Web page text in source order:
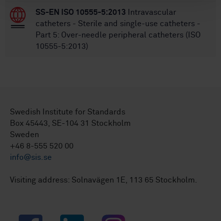
SS-EN ISO 10555-5:2013 Intravascular
catheters - Sterile and single-use catheters -
Part 5: Over-needle peripheral catheters (ISO
10555-5:2013)
Swedish Institute for Standards
Box 45443, SE-104 31 Stockholm
Sweden
+46 8-555 520 00
info@sis.se
Visiting address: Solnavägen 1E, 113 65 Stockholm.